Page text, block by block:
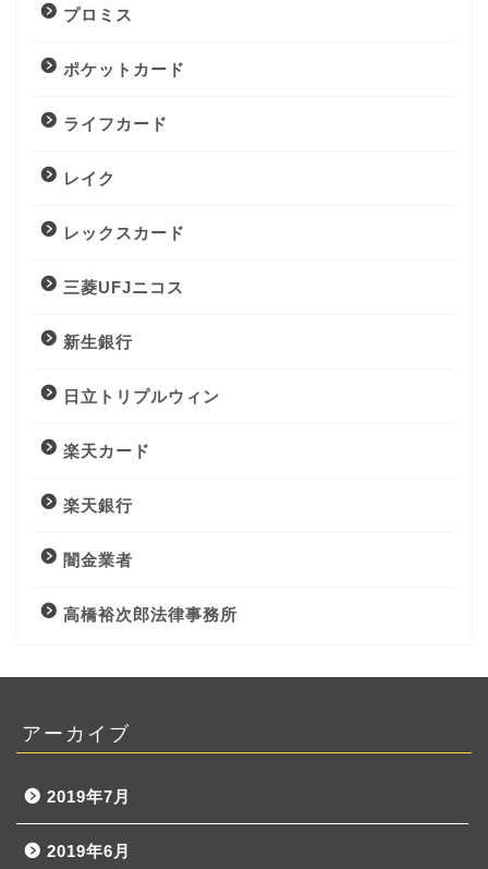
プロミス
ポケットカード
ライフカード
レイク
レックスカード
三菱UFJニコス
新生銀行
日立トリプルウィン
楽天カード
楽天銀行
闇金業者
高橋裕次郎法律事務所
アーカイブ
2019年7月
2019年6月